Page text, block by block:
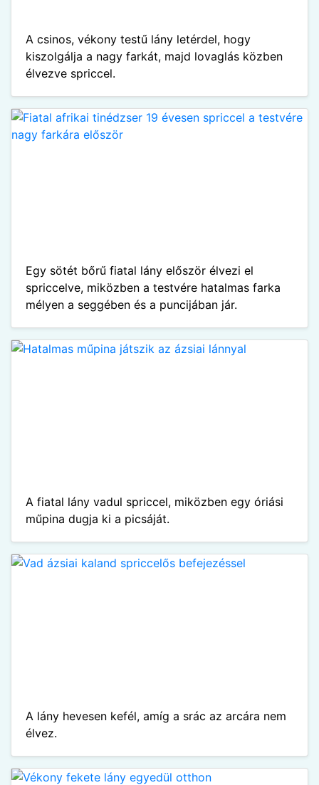
A csinos, vékony testű lány letérdel, hogy
kiszolgálja a nagy farkát, majd lovaglás közben
élvezve spriccel.
Egy sötét bőrű fiatal lány először élvezi el
spriccelve, miközben a testvére hatalmas farka
mélyen a seggében és a puncijában jár.
A fiatal lány vadul spriccel, miközben egy óriási
műpina dugja ki a picsáját.
A lány hevesen kefél, amíg a srác az arcára nem
élvez.